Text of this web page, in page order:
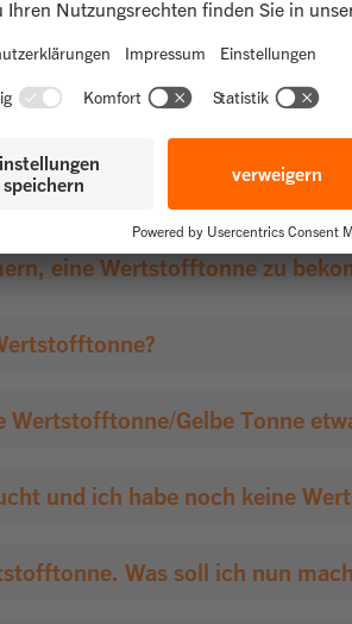
oder kann ich weiterhin die
gibt, wie befördere ich
wenn ich bereits eine
eine Wertstofftonne zu
Gelbe Tonne
und ich habe noch keine
Was soll ich nun